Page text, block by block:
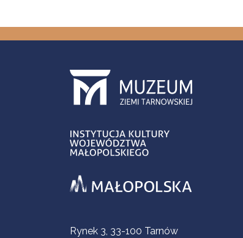
Informacje kontaktowe
Rynek 3, 33-100 Tarnów